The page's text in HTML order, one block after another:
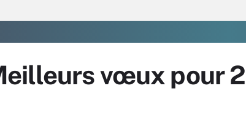
vœux pour